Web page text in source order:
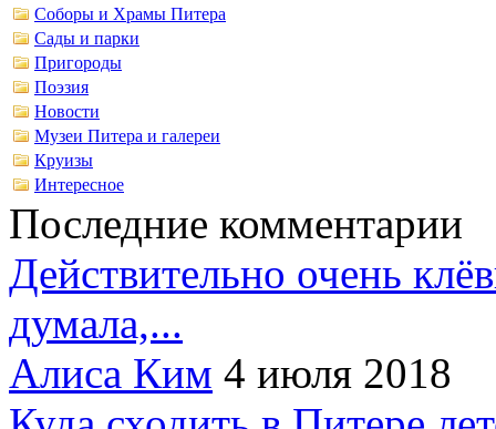
Соборы и Храмы Питера
Сады и парки
Пригороды
Поэзия
Новости
Музеи Питера и галереи
Круизы
Интересное
Последние комментарии
Действительно очень
думала,...
Алиса Ким 4 июля 2018